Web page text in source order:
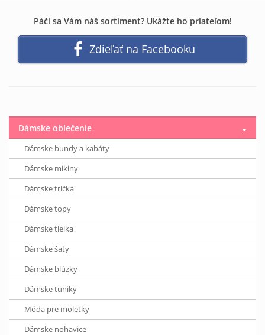
Páči sa Vám náš sortiment? Ukážte ho priateľom!
Zdieľať na Facebooku
Dámske oblečenie
Dámske bundy a kabáty
Dámske mikiny
Dámske tričká
Dámske topy
Dámske tielka
Dámske šaty
Dámske blúzky
Dámske tuniky
Móda pre moletky
Dámske nohavice